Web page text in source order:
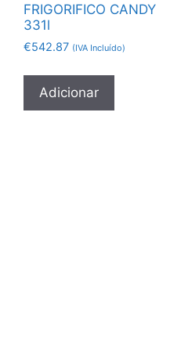
FRIGORIFICO CANDY
331l
€542.87 (IVA Incluído)
Adicionar